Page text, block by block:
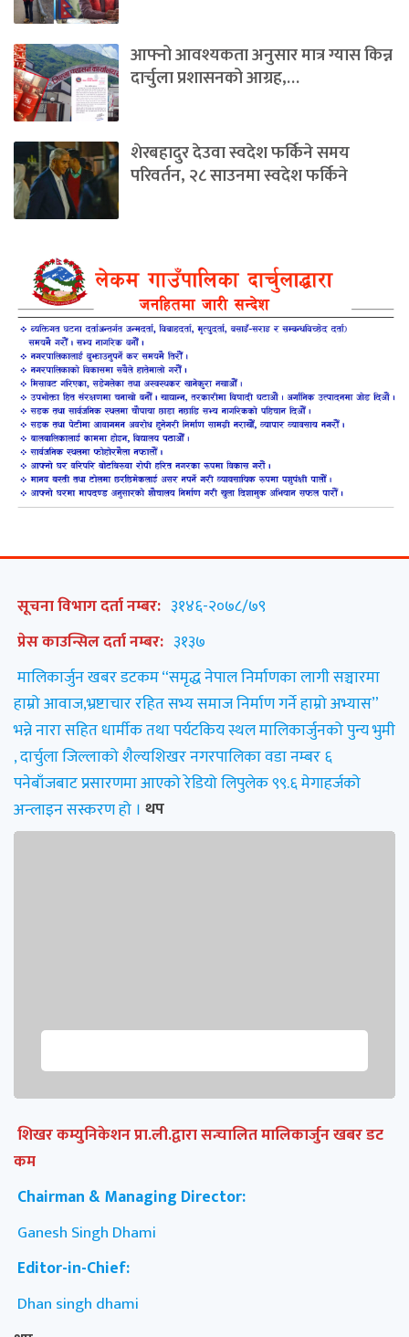
आफ्नो आवश्यकता अनुसार मात्र ग्यास किन्न
दार्चुला प्रशासनको आग्रह,…
शेरबहादुर देउवा स्वदेश फर्किने समय
परिवर्तन, २८ साउनमा स्वदेश फर्किने
सूचना विभाग दर्ता नम्बर: ३१४६-२०७८/७९
प्रेस काउन्सिल दर्ता नम्बर: ३१३७
मालिकार्जुन खबर डटकम “समृद्ध नेपाल निर्माणका लागी सञ्चारमा
हाम्रो आवाज,भ्रष्टाचार रहित सभ्य समाज निर्माण गर्ने हाम्रो अभ्यास”
भन्ने नारा सहित धार्मीक तथा पर्यटकिय स्थल मालिकार्जुनको पुन्य भुमी
, दार्चुला जिल्लाको शैल्यशिखर नगरपालिका वडा नम्बर ६
पनेबाँजबाट प्रसारणमा आएको रेडियो लिपुलेक ९९.६ मेगाहर्जको
अन्लाइन सस्करण हो । थप
शिखर कम्युनिकेशन प्रा.ली.द्वारा सन्चालित मालिकार्जुन खबर डट
कम
Chairman & Managing Director:
Ganesh Singh Dhami
Editor-in-Chief:
Dhan singh dhami